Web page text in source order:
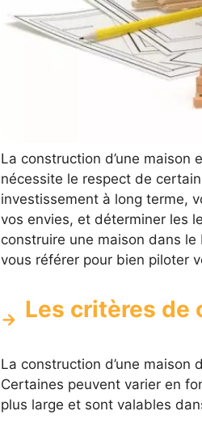
La construction d’une
nécessite le respect de
investissement à long terme,
vos envies, et déterminer les
construire une maison dans
vous référer pour bien piloter
Les critères de
La construction d’une
Certaines peuvent varier en
plus large et sont valables